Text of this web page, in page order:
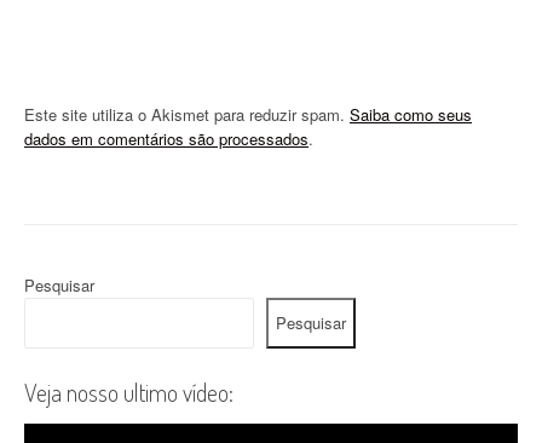
Este site utiliza o Akismet para reduzir spam. Saiba como seus
dados em comentários são processados.
Pesquisar
Pesquisar
Veja nosso ultimo vídeo: